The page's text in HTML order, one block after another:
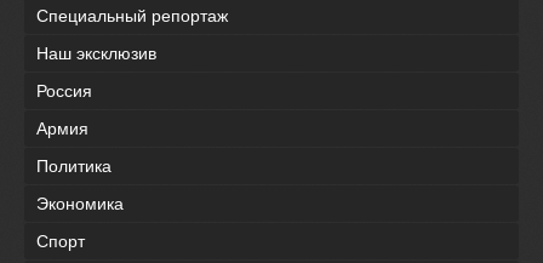
Специальный репортаж
Наш эксклюзив
Россия
Армия
Политика
Экономика
Спорт